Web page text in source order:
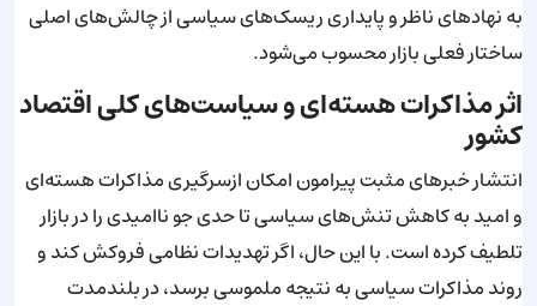
به نهادهای ناظر و پایداری ریسک‌های سیاسی از چالش‌های اصلی
ساختار فعلی بازار محسوب می‌شود.
اثر مذاکرات هسته‌ای و سیاست‌های کلی اقتصاد
کشور
انتشار خبرهای مثبت پیرامون امکان ازسرگیری مذاکرات هسته‌ای
و امید به کاهش تنش‌های سیاسی تا حدی جو ناامیدی را در بازار
تلطیف کرده است. با این حال، اگر تهدیدات نظامی فروکش کند و
روند مذاکرات سیاسی به نتیجه ملموسی برسد، در بلندمدت